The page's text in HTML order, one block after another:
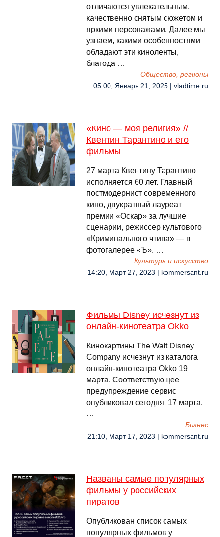
отличаются увлекательным,
качественно снятым сюжетом и
яркими персонажами. Далее мы
узнаем, какими особенностями
обладают эти киноленты,
благода …
Общество, регионы
05:00, Январь 21, 2025 | vladtime.ru
«Кино — моя религия» //
Квентин Тарантино и его
фильмы
27 марта Квентину Тарантино
исполняется 60 лет. Главный
постмодернист современного
кино, двукратный лауреат
премии «Оскар» за лучшие
сценарии, режиссер культового
«Криминального чтива» — в
фотогалерее «Ъ». …
Культура и искусство
14:20, Март 27, 2023 | kommersant.ru
Фильмы Disney исчезнут из
онлайн-кинотеатра Okko
Кинокартины The Walt Disney
Company исчезнут из каталога
онлайн-кинотеатра Okko 19
марта. Соответствующее
предупреждение сервис
опубликовал сегодня, 17 марта.
…
Бизнес
21:10, Март 17, 2023 | kommersant.ru
Названы самые популярных
фильмы у российских
пиратов
Опубликован список самых
популярных фильмов у